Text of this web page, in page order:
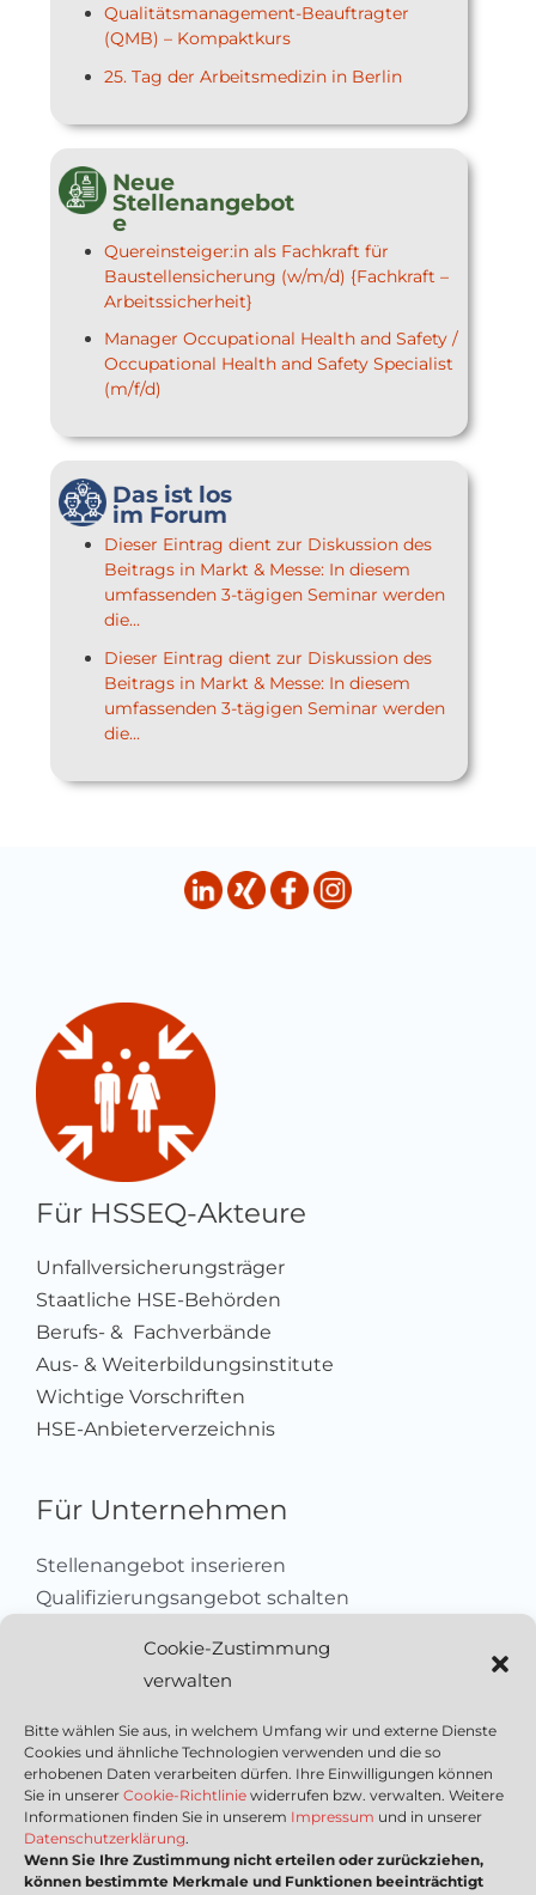
Cookie-Zustimmung
verwalten
Bitte wählen Sie aus, in welchem Umfang wir und externe Dienste
Cookies und ähnliche Technologien verwenden und die so
erhobenen Daten verarbeiten dürfen. Ihre Einwilligungen können
Sie in unserer Cookie-Richtlinie widerrufen bzw. verwalten. Weitere
Informationen finden Sie in unserem Impressum und in unserer
Datenschutzerklärung.
Wenn Sie Ihre Zustimmung nicht erteilen oder zurückziehen,
können bestimmte Merkmale und Funktionen beeinträchtigt
Qualitätsmanagement-Beauftragter
(QMB) – Kompaktkurs
25. Tag der Arbeitsmedizin in Berlin
Neue
Stellenangebot
e
Quereinsteiger:in als Fachkraft für
Baustellensicherung (w/m/d) {Fachkraft –
Arbeitssicherheit}
Manager Occupational Health and Safety /
Occupational Health and Safety Specialist
(m/f/d)
Das ist los
im Forum
Dieser Eintrag dient zur Diskussion des
Beitrags in Markt & Messe: In diesem
umfassenden 3-tägigen Seminar werden
die...
Dieser Eintrag dient zur Diskussion des
Beitrags in Markt & Messe: In diesem
umfassenden 3-tägigen Seminar werden
die...
Für HSSEQ-Akteure
Unfallversicherungsträger
Staatliche HSE-Behörden
Berufs- & Fachverbände
Aus- & Weiterbildungsinstitute
Wichtige Vorschriften
HSE-Anbieterverzeichnis
Für Unternehmen
Stellenangebot inserieren
Qualifizierungsangebot schalten
Wichtige Links
Mediadaten
Impressum